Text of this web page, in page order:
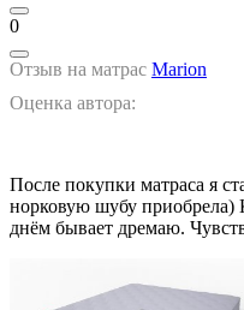
0
Отзыв на матрас Marion
Оценка автора:
После покупки матраса я
норковую шубу
днём бывает дремаю.